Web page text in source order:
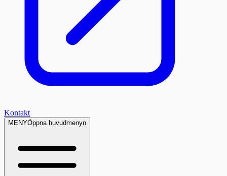
Kontakt
MENYÖppna huvudmenyn